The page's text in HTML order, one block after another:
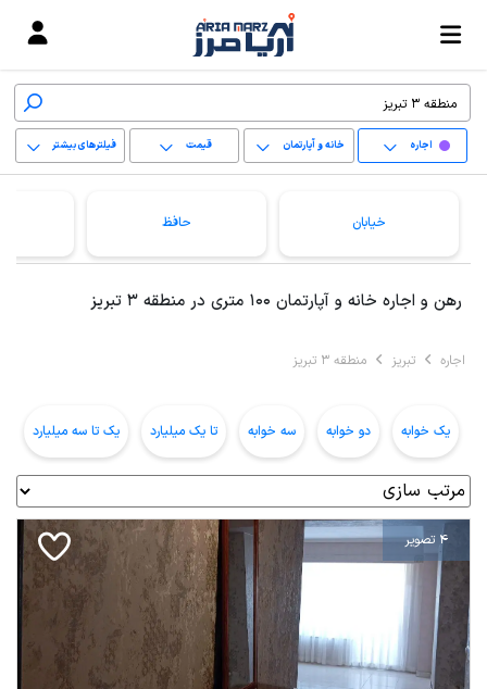
اجاره خانه و آپارتمان قیمت فیلترهای بیشتر
پاک کردن محدوده
خیابان حافظ
رهن و اجاره خانه و آپارتمان 100 متری در منطقه 3 تبریز
اجاره تبریز منطقه 3 تبریز
یک خوابه دو خوابه سه خوابه تا یک میلیارد یک تا سه میلیارد
4 تصویر